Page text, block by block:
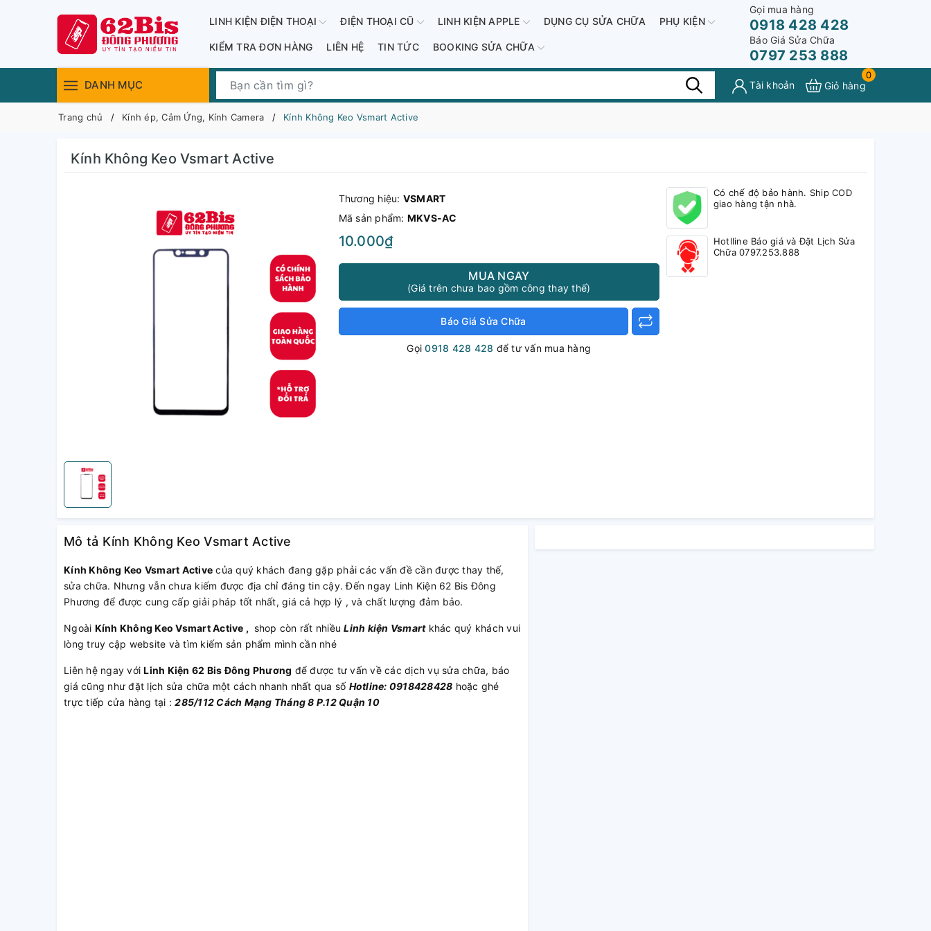
LINH KIỆN ĐIỆN THOẠI ĐIỆN THOẠI CŨ LINH KIỆN APPLE DỤNG CỤ SỬA CHỮA PHỤ KIỆN
KIỂM TRA ĐƠN HÀNG LIÊN HỆ TIN TỨC BOOKING SỬA CHỮA
Gọi mua hàng
0918 428 428
Báo Giá Sửa Chữa
0797 253 888
DANH MỤC Tài khoản
0
Giỏ hàng
Trang chủ Kính ép, Cảm Ứng, Kính Camera Kính Không Keo Vsmart Active
Kính Không Keo Vsmart Active
Thương hiệu: VSMART
Mã sản phẩm: MKVS-AC
10.000₫
MUA NGAY
(Giá trên chưa bao gồm công thay thế)
Báo Giá Sửa Chữa
Gọi0918 428 428 để tư vấn mua hàng
Có chế độ bảo hành. Ship COD
giao hàng tận nhà.
Hotlline Báo giá và Đặt Lịch Sửa
Chữa 0797.253.888
Mô tả Kính Không Keo Vsmart Active
Kính Không Keo Vsmart Active của quý khách đang gặp phải các vấn đề cần được thay thế,
sửa chữa. Nhưng vẫn chưa kiếm được địa chỉ đáng tin cậy. Đến ngay Linh Kiện 62 Bis Đông
Phương để được cung cấp giải pháp tốt nhất, giá cả hợp lý , và chất lượng đảm bảo.
Ngoài Kính Không Keo Vsmart Active , shop còn rất nhiềuLinh kiện Vsmartkhác quý khách vui
lòng truy cập website và tìm kiếm sản phẩm mình cần nhé
Liên hệ ngay vớiLinh Kiện 62 Bis Đông Phương để được tư vấn về các dịch vụ sửa chữa, báo
giá cũng như đặt lịch sửa chữa một cách nhanh nhất qua số Hotline: 0918428428 hoặc ghé
trực tiếp cửa hàng tại :285/112 Cách Mạng Tháng 8 P.12 Quận 10